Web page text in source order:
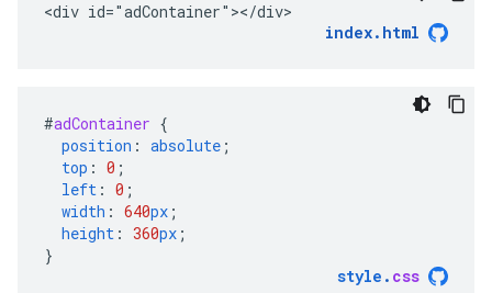
<div id="adContainer"></div>
index.html
#adContainer {
position : absolute ;
top : 0 ;
left : 0 ;
width : 640px ;
height : 360px ;
}
style . css